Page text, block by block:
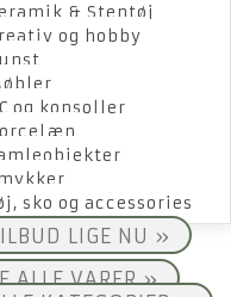
& Stentøj
og hobby
og konsoller
sko og accessories
LIGE NU »
ALLE VARER »